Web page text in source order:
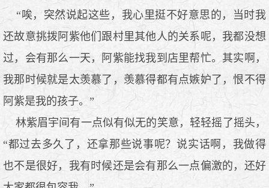
“唉，突然说起这些，我心里挺不好意思的，当时我
还故意挑拨阿紫他们跟村里其他人的关系呢，我都没想
过，会有那么一天，阿紫能找我到店里帮忙。其实啊，
我那时候就是太羡慕了，羡慕得都有点嫉妒了，恨不得
阿紫是我的孩子。”
林紫眉宇间有一点似有似无的笑意，轻轻摇了摇头，
“都过去多久了，还拿那些说事呢？说实话啊，我做得
也不是很好，我有时候还是会有那么一点偏激的，还好